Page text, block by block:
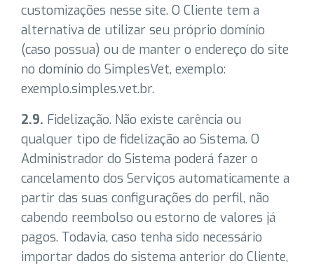
customizações nesse site. O Cliente tem a
alternativa de utilizar seu próprio domínio
(caso possua) ou de manter o endereço do site
no domínio do SimplesVet, exemplo:
exemplo.simples.vet.br.
2.9. Fidelização. Não existe carência ou
qualquer tipo de fidelização ao Sistema. O
Administrador do Sistema poderá fazer o
cancelamento dos Serviços automaticamente a
partir das suas configurações do perfil, não
cabendo reembolso ou estorno de valores já
pagos. Todavia, caso tenha sido necessário
importar dados do sistema anterior do Cliente,